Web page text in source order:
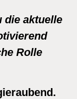
die aktuelle
Rolle